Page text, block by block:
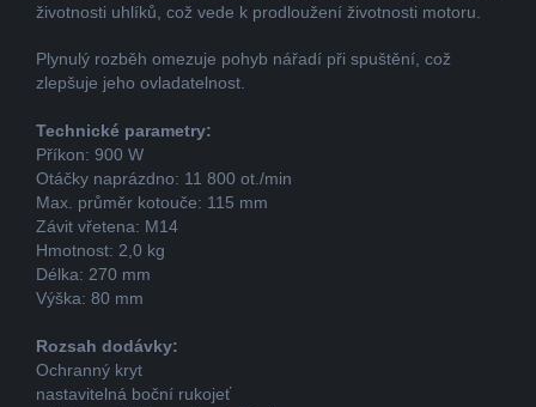
životnosti uhlíků, což vede k prodloužení životnosti motoru.
Plynulý rozběh omezuje pohyb nářadí při spuštění, což
zlepšuje jeho ovladatelnost.
Technické parametry:
Příkon: 900 W
Otáčky naprázdno: 11 800 ot./min
Max. průměr kotouče: 115 mm
Závit vřetena: M14
Hmotnost: 2,0 kg
Délka: 270 mm
Výška: 80 mm
Rozsah dodávky:
Ochranný kryt
nastavitelná boční rukojeť